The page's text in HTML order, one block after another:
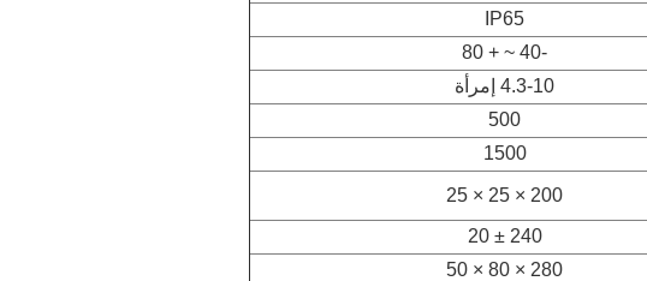
IP65
-40 ~ + 80
4.3-10 إمرأة
500
1500
200 × 25 × 25
240 ± 20
280 × 80 × 50